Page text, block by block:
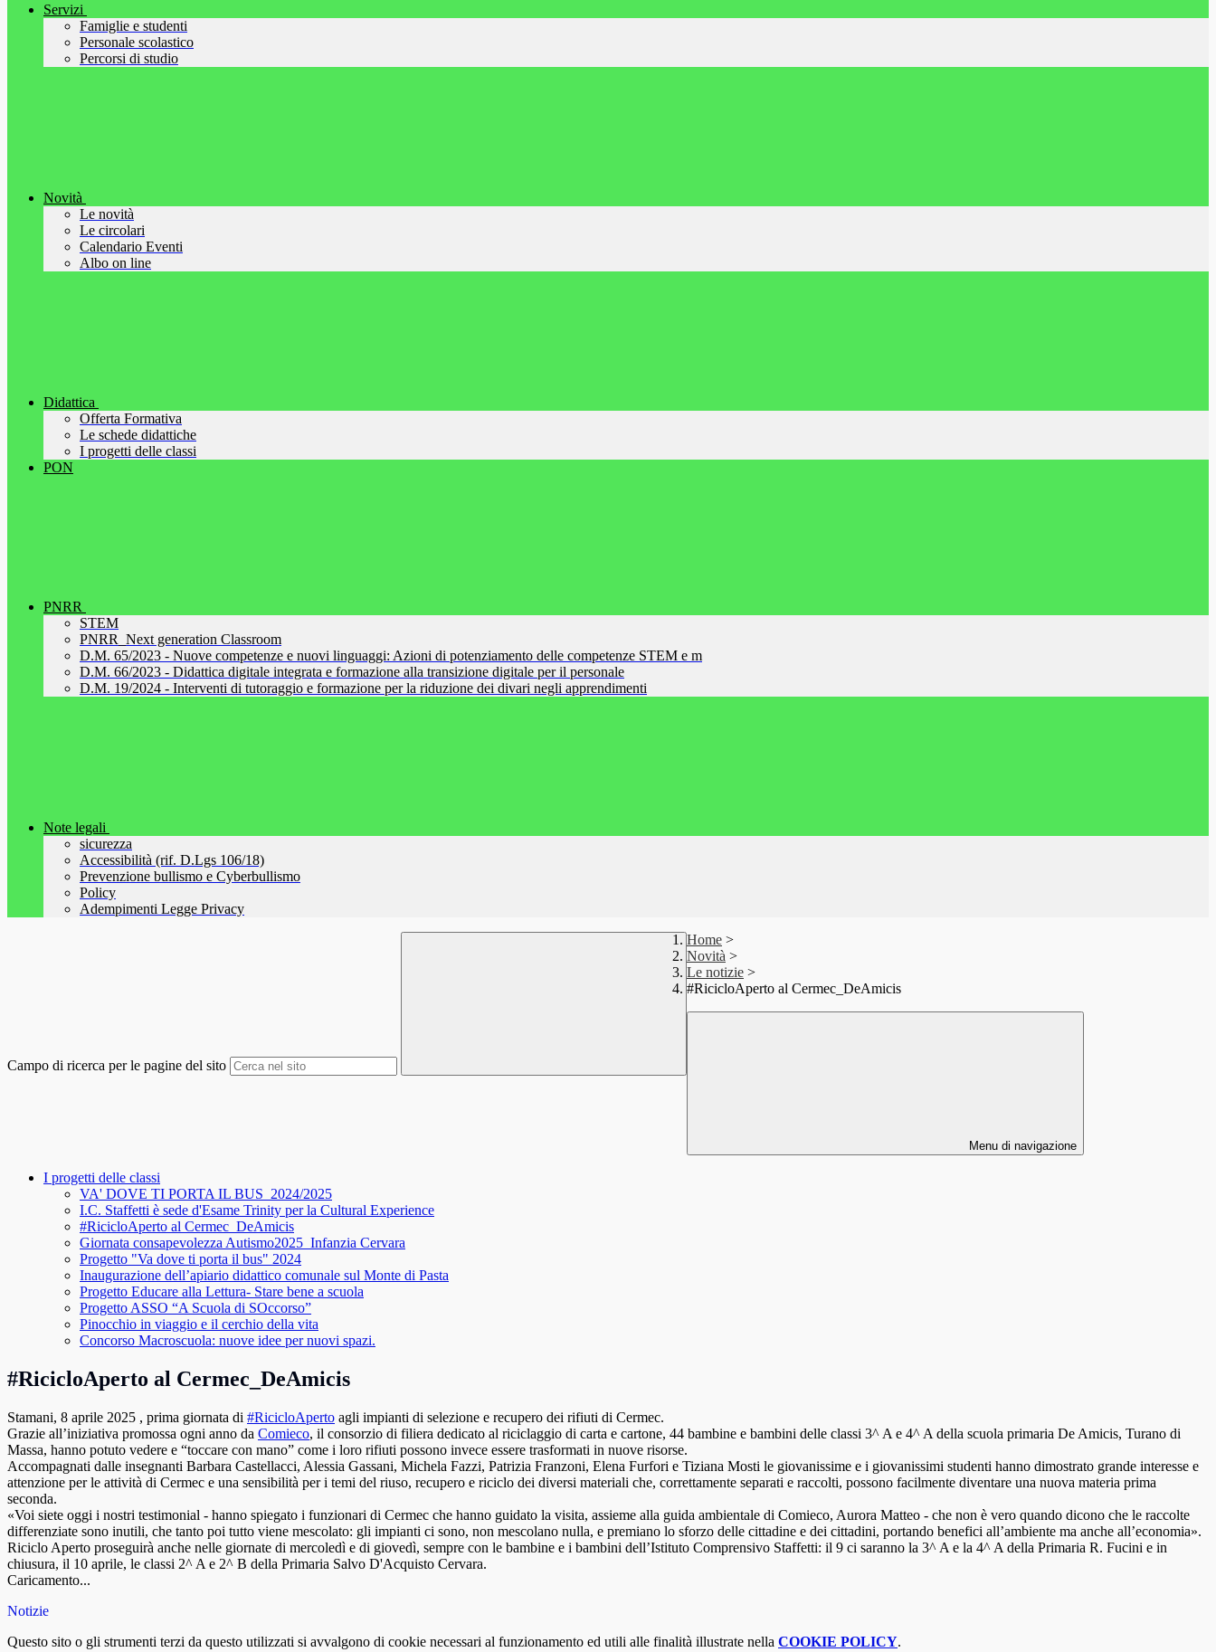
Servizi
Famiglie e studenti
Personale scolastico
Percorsi di studio
Novità
Le novità
Le circolari
Calendario Eventi
Albo on line
Didattica
Offerta Formativa
Le schede didattiche
I progetti delle classi
PON
PNRR
STEM
PNRR_Next generation Classroom
D.M. 65/2023 - Nuove competenze e nuovi linguaggi: Azioni di potenziamento delle competenze STEM e m
D.M. 66/2023 - Didattica digitale integrata e formazione alla transizione digitale per il personale
D.M. 19/2024 - Interventi di tutoraggio e formazione per la riduzione dei divari negli apprendimenti
Note legali
sicurezza
Accessibilità (rif. D.Lgs 106/18)
Prevenzione bullismo e Cyberbullismo
Policy
Adempimenti Legge Privacy
Campo di ricerca per le pagine del sito
Home >
Novità >
Le notizie >
#RicicloAperto al Cermec_DeAmicis
Menu di navigazione
I progetti delle classi
VA' DOVE TI PORTA IL BUS_2024/2025
I.C. Staffetti è sede d'Esame Trinity per la Cultural Experience
#RicicloAperto al Cermec_DeAmicis
Giornata consapevolezza Autismo2025_Infanzia Cervara
Progetto "Va dove ti porta il bus" 2024
Inaugurazione dell’apiario didattico comunale sul Monte di Pasta
Progetto Educare alla Lettura- Stare bene a scuola
Progetto ASSO “A Scuola di SOccorso”
Pinocchio in viaggio e il cerchio della vita
Concorso Macroscuola: nuove idee per nuovi spazi.
#RicicloAperto al Cermec_DeAmicis
Stamani, 8 aprile 2025 , prima giornata di #RicicloAperto agli impianti di selezione e recupero dei rifiuti di Cermec.
Grazie all’iniziativa promossa ogni anno da Comieco, il consorzio di filiera dedicato al riciclaggio di carta e cartone, 44 bambine e bambini delle classi 3^ A e 4^ A della scuola primaria De Amicis, Turano di
Massa, hanno potuto vedere e “toccare con mano” come i loro rifiuti possono invece essere trasformati in nuove risorse.
Accompagnati dalle insegnanti Barbara Castellacci, Alessia Gassani, Michela Fazzi, Patrizia Franzoni, Elena Furfori e Tiziana Mosti le giovanissime e i giovanissimi studenti hanno dimostrato grande interesse e
attenzione per le attività di Cermec e una sensibilità per i temi del riuso, recupero e riciclo dei diversi materiali che, correttamente separati e raccolti, possono facilmente diventare una nuova materia prima
seconda.
«Voi siete oggi i nostri testimonial - hanno spiegato i funzionari di Cermec che hanno guidato la visita, assieme alla guida ambientale di Comieco, Aurora Matteo - che non è vero quando dicono che le raccolte
differenziate sono inutili, che tanto poi tutto viene mescolato: gli impianti ci sono, non mescolano nulla, e premiano lo sforzo delle cittadine e dei cittadini, portando benefici all’ambiente ma anche all’economia».
Riciclo Aperto proseguirà anche nelle giornate di mercoledì e di giovedì, sempre con le bambine e i bambini dell’Istituto Comprensivo Staffetti: il 9 ci saranno la 3^ A e la 4^ A della Primaria R. Fucini e in
chiusura, il 10 aprile, le classi 2^ A e 2^ B della Primaria Salvo D'Acquisto Cervara.
Caricamento...
Notizie
Questo sito o gli strumenti terzi da questo utilizzati si avvalgono di cookie necessari al funzionamento ed utili alle finalità illustrate nella COOKIE POLICY.